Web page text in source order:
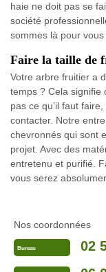
haie ne doit pas se
société
sommes là pour
Faire la taille de
Votre arbre fruitier a
temps ? Cela signifie
pas ce qu’il faut
contacter. Notre
chevronnés qui sont
projet. Avec des
entretenu et purifié.
vous serez
Nos coordonnées
Bureau 02